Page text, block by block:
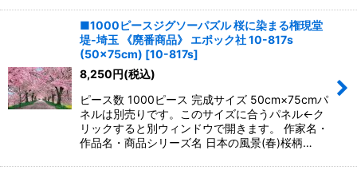
■1000ピースジグソーパズル 桜に染まる権現堂
堤-埼玉 《廃番商品》 エポック社 10-817s
(50×75cm) [10-817s]
8,250円(税込)
ピース数 1000ピース 完成サイズ 50cm×75cmパ
ネルは別売りです。このサイズに合うパネル←ク
リックすると別ウィンドウで開きます。 作家名・
作品名・商品シリーズ名 日本の風景(春)桜柄…